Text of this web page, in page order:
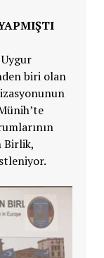
biri olan
Birlik,